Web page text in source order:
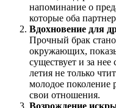
напоминание о
которые оба
Вдохновение для
Прочный брак
окружающих,
существует и за
летия не только
молодое поколение
свои отношения.
Возрождение